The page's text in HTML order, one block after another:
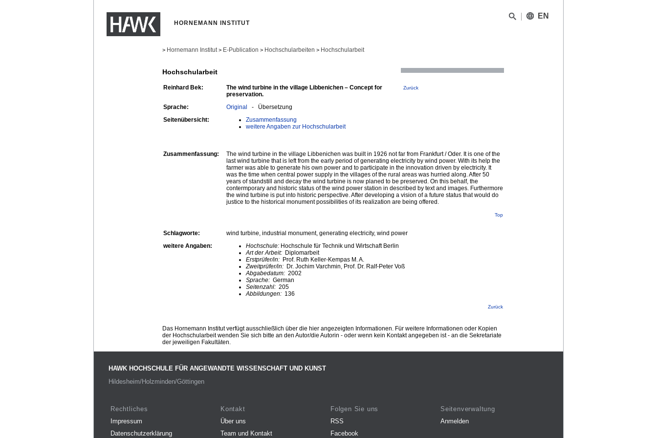
HORNEMANN INSTITUT
EN
> Hornemann Institut > E-Publication > Hochschularbeiten > Hochschularbeit
Hochschularbeit
Reinhard Bek:
The wind turbine in the village Libbenichen – Concept for
preservation.
Zurück
Sprache: Original - Übersetzung
Seitenübersicht:
Zusammenfassung
weitere Angaben zur Hochschularbeit
Zusammenfassung:
The wind turbine in the village Libbenichen was built in 1926 not far from Frankfurt / Oder. It is one of the
last wind turbine that is left from the early period of generating electricity by wind power. With its help the
farmer was able to generate his own power and to participate in the innovation driven by electricity. It
was the time when central power supply in the villages of the rural areas was hurried along. After 50
years of standstill and decay the wind turbine is now planed to be preserved. On this behalf, the
contermporary and historic status of the wind power station in described by text and images. Furthermore
the wind turbine is put into historic perspective. After developing a vision of a future status that would do
justice to the historical monument possibilities of its realization are being offered.
Top
Schlagworte:
wind turbine, industrial monument, generating electricity, wind power
weitere Angaben:
Hochschule: Hochschule für Technik und Wirtschaft Berlin
Art der Arbeit: Diplomarbeit
Erstprüfer/in: Prof. Ruth Keller-Kempas M. A.
Zweitprüfer/in: Dr. Jochim Varchmin, Prof. Dr. Ralf-Peter Voß
Abgabedatum: 2002
Sprache: German
Seitenzahl: 205
Abbildungen: 136
Zurück
Das Hornemann Institut verfügt ausschließlich über die hier angezeigten Informationen. Für weitere Informationen oder Kopien
der Hochschularbeit wenden Sie sich bitte an den Autor/die Autorin - oder wenn kein Kontakt angegeben ist - an die Sekretariate
der jeweiligen Fakultäten.
HAWK HOCHSCHULE FÜR ANGEWANDTE WISSENSCHAFT UND KUNST
Hildesheim/Holzminden/Göttingen
Rechtliches
Impressum
Datenschutzerklärung
Kontakt
Über uns
Team und Kontakt
Folgen Sie uns
RSS
Facebook
Seitenverwaltung
Anmelden